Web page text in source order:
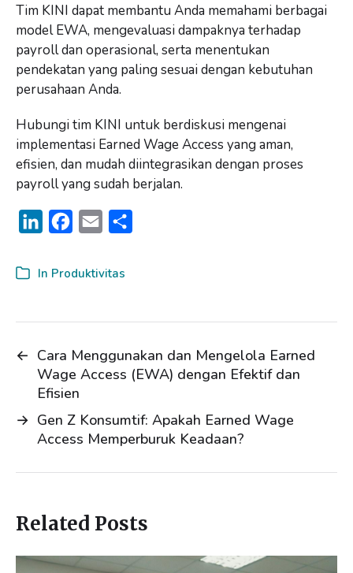
Tim KINI dapat membantu Anda memahami berbagai
model EWA, mengevaluasi dampaknya terhadap
payroll dan operasional, serta menentukan
pendekatan yang paling sesuai dengan kebutuhan
perusahaan Anda.
Hubungi tim KINI untuk berdiskusi mengenai
implementasi Earned Wage Access yang aman,
efisien, dan mudah diintegrasikan dengan proses
payroll yang sudah berjalan.
n
I
n
c
o
k
a
In Produktivitas
← Cara Menggunakan dan Mengelola Earned
Wage Access (EWA) dengan Efektif dan
Efisien
→ Gen Z Konsumtif: Apakah Earned Wage
Access Memperburuk Keadaan?
Related Posts